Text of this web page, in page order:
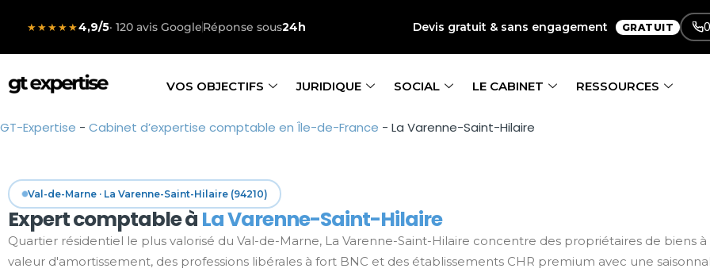
★★★★★4,9/5· 120 avis GoogleRéponse sous24h Devis gratuit & sans engagement GRATUIT
VOS OBJECTIFS JURIDIQUE SOCIAL LE CABINET RESSOURCES
GT-Expertise - Cabinet d’expertise comptable en Île-de-France - La Varenne-Saint-Hilaire
Val-de-Marne · La Varenne-Saint-Hilaire (94210)
Expert comptable à La Varenne-Saint-Hilaire
Quartier résidentiel le plus valorisé du Val-de-Marne, La Varenne-Saint-Hilaire concentre des propriétaires de biens
valeur d'amortissement, des professions libérales à fort BNC et des établissements CHR premium avec une